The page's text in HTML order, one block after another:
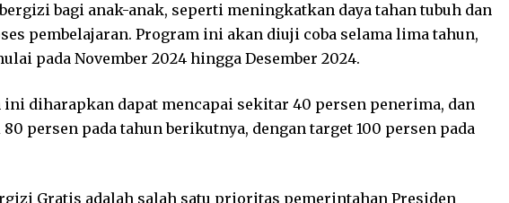
bagi anak-anak, seperti meningkatkan daya tahan tubuh dan
pembelajaran. Program ini akan diuji coba selama lima tahun,
pada November 2024 hingga Desember 2024.
ini diharapkan dapat mencapai sekitar 40 persen penerima, dan
persen pada tahun berikutnya, dengan target 100 persen pada
Gratis adalah salah satu prioritas pemerintahan Presiden